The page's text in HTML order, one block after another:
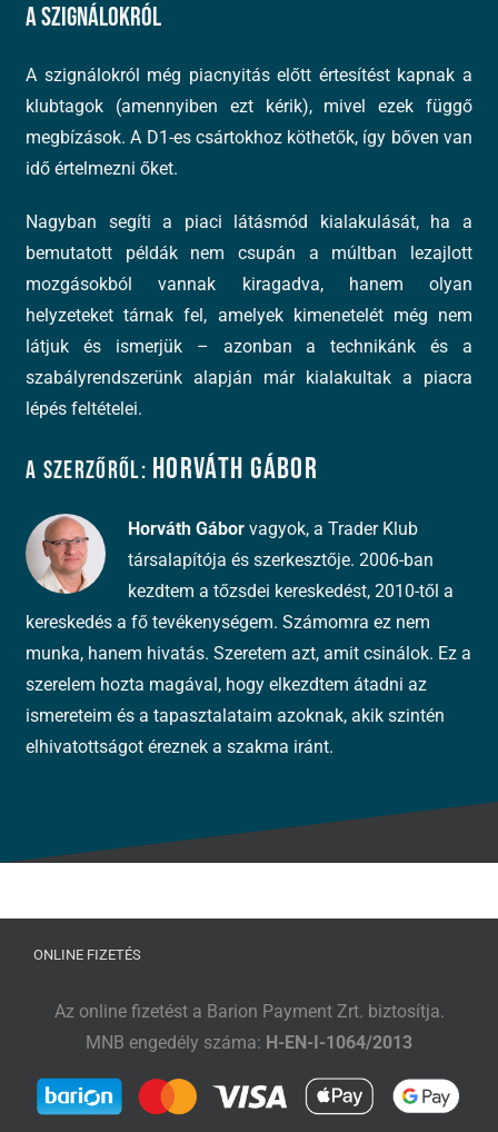
A szignálokról
A szignálokról még piacnyitás előtt értesítést kapnak a
klubtagok (amennyiben ezt kérik), mivel ezek függő
megbízások. A D1-es csártokhoz köthetők, így bőven van
idő értelmezni őket.
Nagyban segíti a piaci látásmód kialakulását, ha a
bemutatott példák nem csupán a múltban lezajlott
mozgásokból vannak kiragadva, hanem olyan
helyzeteket tárnak fel, amelyek kimenetelét még nem
látjuk és ismerjük – azonban a technikánk és a
szabályrendszerünk alapján már kialakultak a piacra
lépés feltételei.
A szerzőről: Horváth Gábor
Horváth Gábor vagyok, a Trader Klub
társalapítója és szerkesztője. 2006-ban
kezdtem a tőzsdei kereskedést, 2010-től a
kereskedés a fő tevékenységem. Számomra ez nem
munka, hanem hivatás. Szeretem azt, amit csinálok. Ez a
szerelem hozta magával, hogy elkezdtem átadni az
ismereteim és a tapasztalataim azoknak, akik szintén
elhivatottságot éreznek a szakma iránt.
ONLINE FIZETÉS
Az online fizetést a Barion Payment Zrt. biztosítja.
MNB engedély száma: H-EN-I-1064/2013